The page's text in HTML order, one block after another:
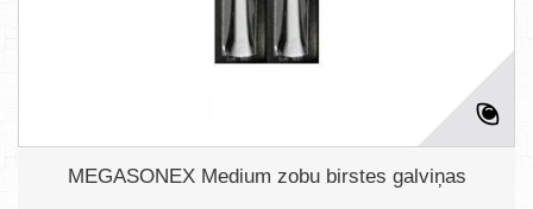
MEGASONEX Medium zobu birstes galviņas